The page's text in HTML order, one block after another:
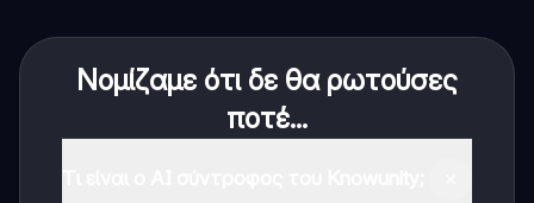
Νομίζαμε ότι δε θα ρωτούσες
ποτέ...